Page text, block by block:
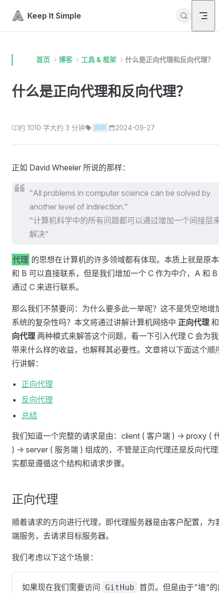
Skip to content
Keep It Simple
首页 博客 工具 & 框架 什么是正向代理和反向代理？
什么是正向代理和反向代理？
约 1010 字大约 3 分钟 网络 2024-09-27
正如 David Wheeler 所说的那样：
"All problems in computer science can be solved by
another level of indirection."
"计算机科学中的所有问题都可以通过增加一个间接层
解决"
代理 的思想在计算机的许多领域都有体现。本质上就是原
和 B 可以直接联系，但是我们增加一个 C 作为中介，A 和
通过 C 来进行联系。
那么我们不禁要问：为什么要多此一举呢？这不是凭空地增
系统的复杂性吗？本文将通过讲解计算机网络中 正向代理
向代理 两种模式来解答这个问题，看一下引入代理 C 会为
带来什么样的收益，也解释其必要性。文章将以下面这个顺
行讲解：
正向代理
反向代理
总结
我们知道一个完整的请求是由：client ( 客户端 ) -> proxy (
) -> server ( 服务端 ) 组成的，不管是正向代理还是反向代
实都是遵循这个结构和请求步骤。
正向代理
顺着请求的方向进行代理，即代理服务器是由客户配置，为
端服务，去请求目标服务器。
我们考虑以下这个场景：
如果现在我们需要访问 GitHub 首页。但是由于"墙"